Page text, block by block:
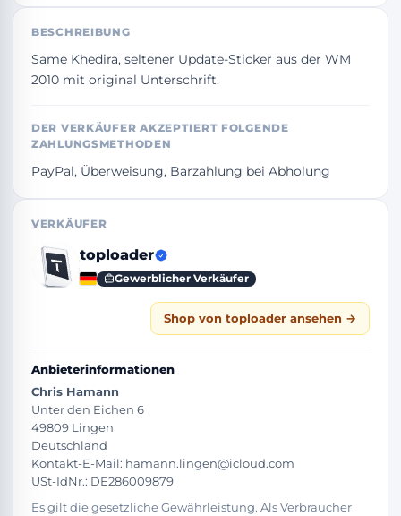
BESCHREIBUNG
Same Khedira, seltener Update-Sticker aus der WM
2010 mit original Unterschrift.
DER VERKÄUFER AKZEPTIERT FOLGENDE
ZAHLUNGSMETHODEN
PayPal, Überweisung, Barzahlung bei Abholung
VERKÄUFER
toploader
Gewerblicher Verkäufer
Shop von toploader ansehen →
Anbieterinformationen
Chris Hamann
Unter den Eichen 6
49809 Lingen
Deutschland
Kontakt-E-Mail: hamann.lingen@icloud.com
USt-IdNr.: DE286009879
Es gilt die gesetzliche Gewährleistung. Als Verbraucher